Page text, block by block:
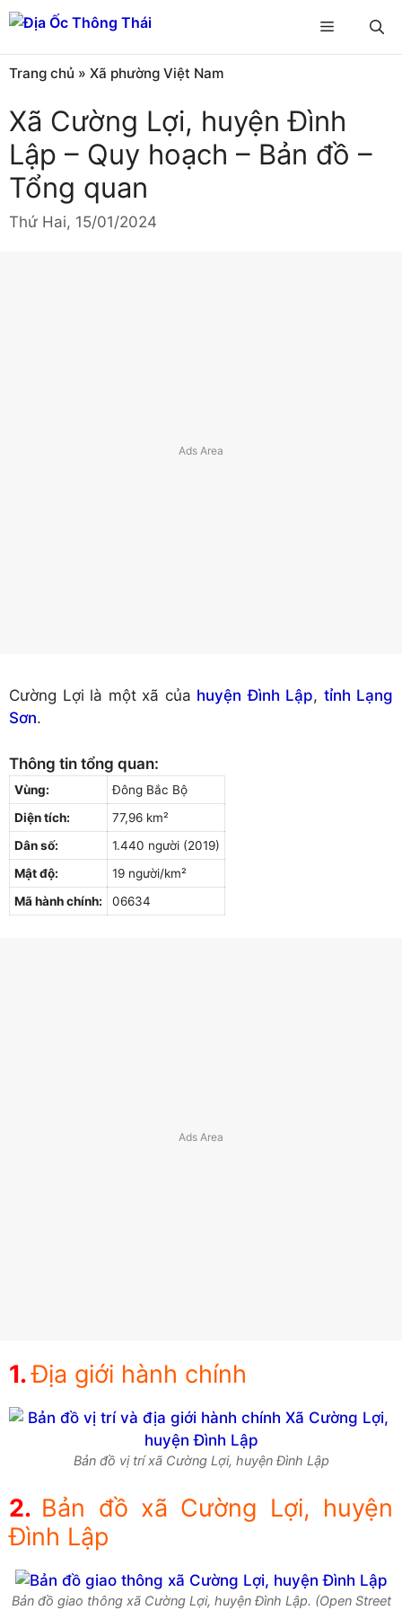
Chuyển
đến
nội
dung
Menu
Trang chủ » Xã phường Việt Nam
Xã Cường Lợi, huyện Đình
Lập – Quy hoạch – Bản đồ –
Tổng quan
Thứ Hai, 15/01/2024
Cường Lợi là một xã của huyện Đình Lập, tỉnh Lạng
Sơn.
Thông tin tổng quan:
Vùng:
Đông Bắc Bộ
Diện tích:
77,96 km²
Dân số:
1.440 người (2019)
Mật độ:
19 người/km²
Mã hành chính:
06634
Địa giới hành chính
Bản đồ vị trí xã Cường Lợi, huyện Đình Lập
Bản đồ xã Cường Lợi, huyện
Đình Lập
Bản đồ giao thông xã Cường Lợi, huyện Đình Lập. (Open Street